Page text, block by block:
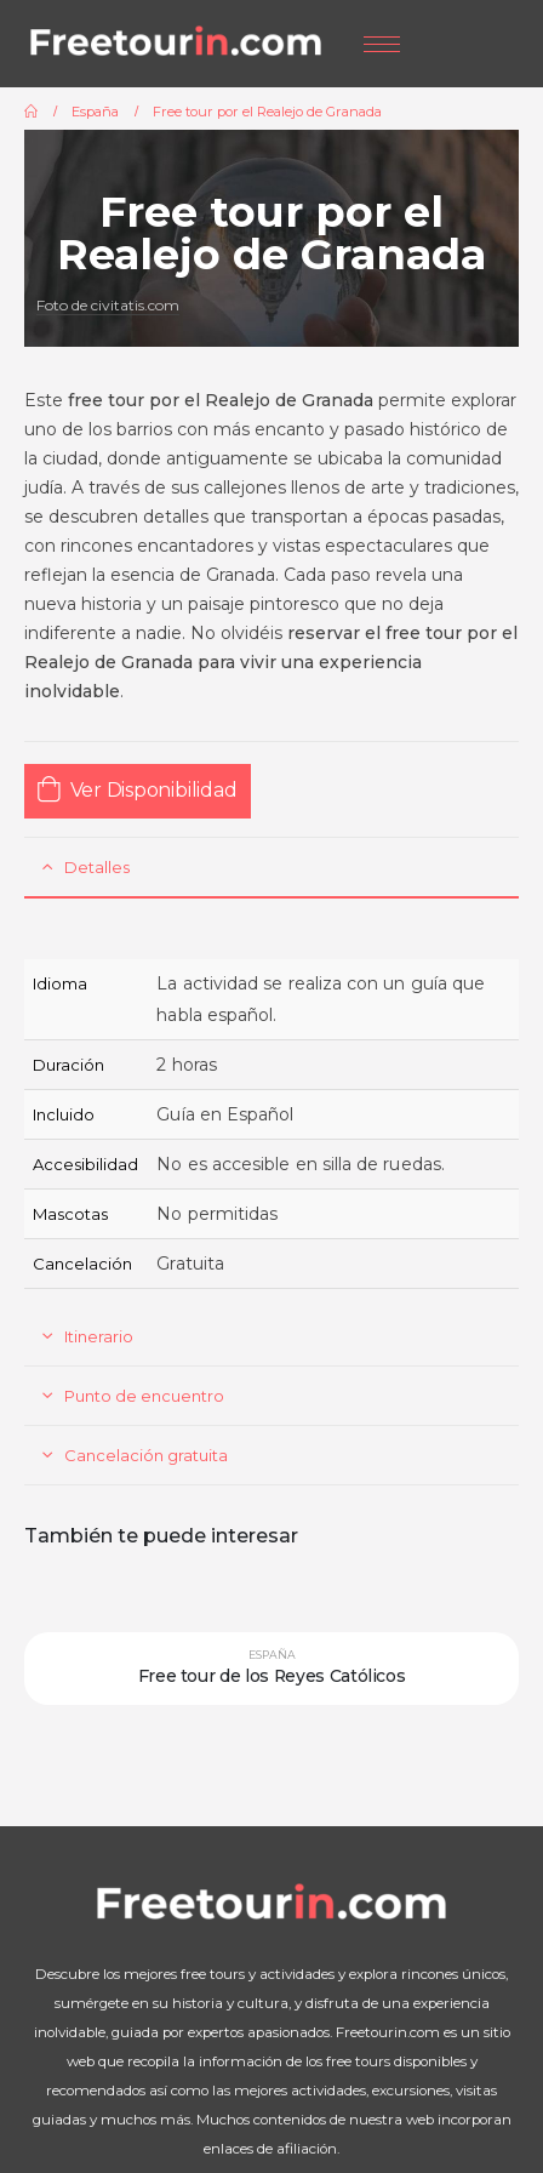
España Free tour por el Realejo de Granada
Free tour por el
Realejo de Granada
Foto de civitatis.com
Este free tour por el Realejo de Granada permite explorar
uno de los barrios con más encanto y pasado histórico de
la ciudad, donde antiguamente se ubicaba la comunidad
judía. A través de sus callejones llenos de arte y tradiciones,
se descubren detalles que transportan a épocas pasadas,
con rincones encantadores y vistas espectaculares que
reflejan la esencia de Granada. Cada paso revela una
nueva historia y un paisaje pintoresco que no deja
indiferente a nadie. No olvidéis reservar el free tour por el
Realejo de Granada para vivir una experiencia
inolvidable.
Ver Disponibilidad
Detalles
Idioma
La actividad se realiza con un guía que
habla español.
Duración 2 horas
Incluido Guía en Español
Accesibilidad No es accesible en silla de ruedas.
Mascotas No permitidas
Cancelación Gratuita
Itinerario
Punto de encuentro
Cancelación gratuita
También te puede interesar
ESPAÑA
Free tour de los Reyes Católicos
Descubre los mejores free tours y actividades y explora rincones únicos,
sumérgete en su historia y cultura, y disfruta de una experiencia
inolvidable, guiada por expertos apasionados. Freetourin.com es un sitio
web que recopila la información de los free tours disponibles y
recomendados así como las mejores actividades, excursiones, visitas
guiadas y muchos más. Muchos contenidos de nuestra web incorporan
enlaces de afiliación.